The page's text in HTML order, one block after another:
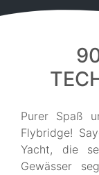
Purer Spaß
Flybridge!
Yacht, die
Gewässer